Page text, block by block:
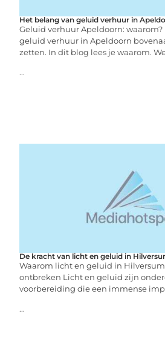
Het belang van geluid verhuur in
Geluid verhuur Apeldoorn:
geluid verhuur in Apeldoorn
zetten. In dit blog lees je waarom.
...
De kracht van licht en geluid in
Waarom licht en geluid in
ontbreken Licht en geluid zijn
voorbereiding die een immense
...